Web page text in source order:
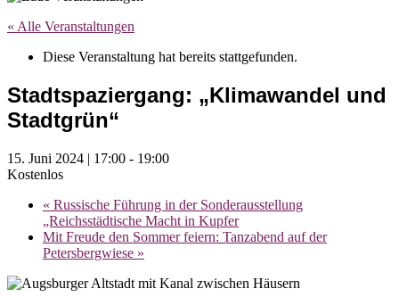
« Alle Veranstaltungen
Diese Veranstaltung hat bereits stattgefunden.
Stadtspaziergang: „Klimawandel und
Stadtgrün“
15. Juni 2024 | 17:00 - 19:00
Kostenlos
« Russische Führung in der Sonderausstellung
„Reichsstädtische Macht in Kupfer
Mit Freude den Sommer feiern: Tanzabend auf der
Petersbergwiese »